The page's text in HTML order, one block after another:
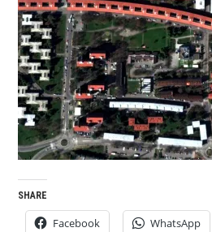
SHARE
Facebook WhatsApp